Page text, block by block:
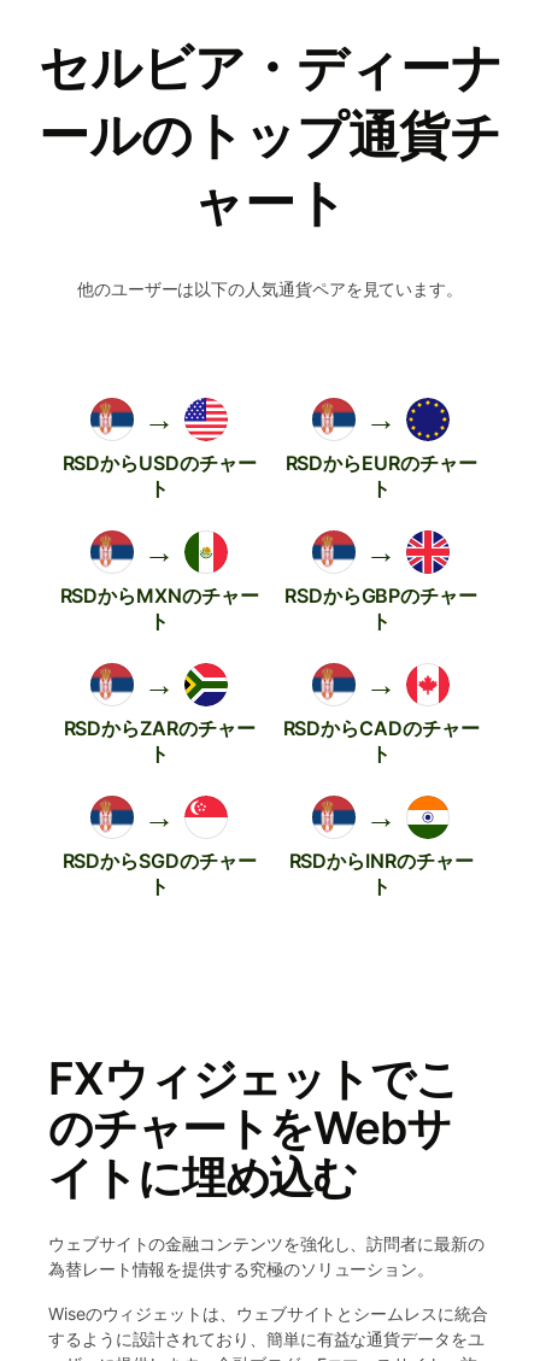
セルビア・ディーナ
ールのトップ通貨チ
ャート
他のユーザーは以下の人気通貨ペアを見ています。
→
RSDからUSDのチャー
ト
→
RSDからEURのチャー
ト
→
RSDからMXNのチャー
ト
→
RSDからGBPのチャー
ト
→
RSDからZARのチャー
ト
→
RSDからCADのチャー
ト
→
RSDからSGDのチャー
ト
→
RSDからINRのチャー
ト
FXウィジェットでこ
のチャートをWebサ
イトに埋め込む
ウェブサイトの金融コンテンツを強化し、訪問者に最新の
為替レート情報を提供する究極のソリューション。
Wiseのウィジェットは、ウェブサイトとシームレスに統合
するように設計されており、簡単に有益な通貨データをユ